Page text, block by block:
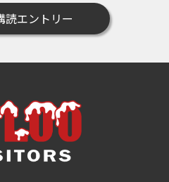
読エントリー